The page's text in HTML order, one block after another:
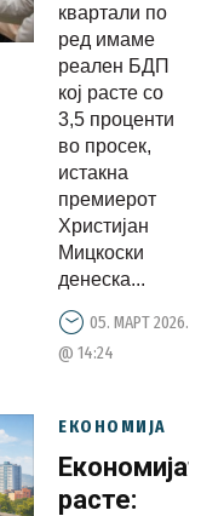
квартали
по ред
имаме
реален
БДП кој
расте
квартали по
ред имаме
реален БДП
кој расте со
3,5 проценти
во просек,
истакна
премиерот
Христијан
Мицкоски
денеска...
05. МАРТ 2026.
@ 14:24
ЕКОНОМИЈА
расте: